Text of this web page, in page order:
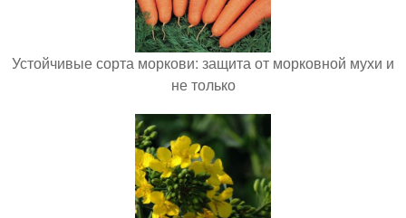
Устойчивые сорта моркови: защита от морковной мухи и
не только